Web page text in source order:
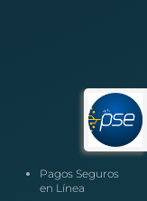
Pagos Seguros
en Línea